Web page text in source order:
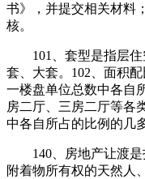
书》，并提交相关材料
核。
101、套型是指层住
套、大套。102、面积
一楼盘单位总数中各自
房二厅、三房二厅等各
中各自所占的比例的几多
140、房地产让渡是
附着物所有权的天然人